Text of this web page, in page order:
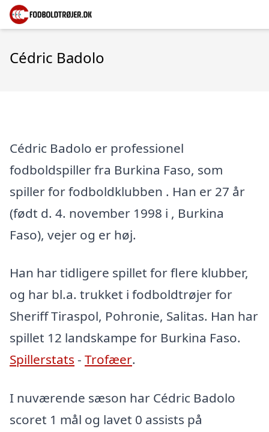
Cédric Badolo
Cédric Badolo er professionel
fodboldspiller fra Burkina Faso, som
spiller for fodboldklubben . Han er 27 år
(født d. 4. november 1998 i , Burkina
Faso), vejer og er høj.
Han har tidligere spillet for flere klubber,
og har bl.a. trukket i fodboldtrøjer for
Sheriff Tiraspol, Pohronie, Salitas. Han har
spillet 12 landskampe for Burkina Faso.
Spillerstats - Trofæer.
I nuværende sæson har Cédric Badolo
scoret 1 mål og lavet 0 assists på